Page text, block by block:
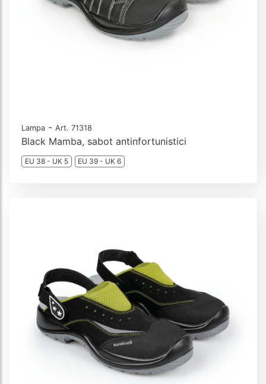
Lampa - Art. 71318
Black Mamba, sabot antinfortunistici
EU 38 - UK 5 EU 39 - UK 6